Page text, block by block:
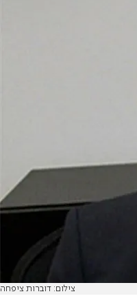
צילום: דוברות ציפחה